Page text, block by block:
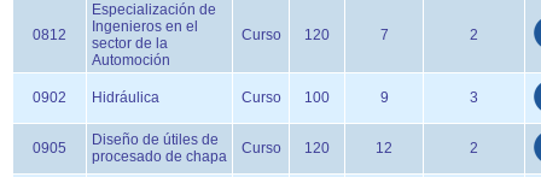
0812
Especialización de
Ingenieros en el
sector de la
Automoción
Curso 120 7 2
0902 Hidráulica Curso 100 9 3
0905
Diseño de útiles de
procesado de chapa
Curso 120 12 2